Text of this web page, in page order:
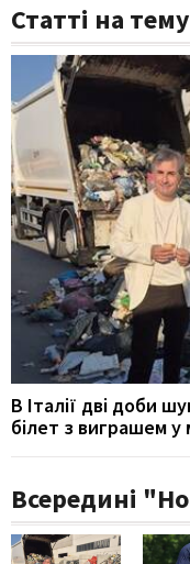
Статті на тему
В Італії дві доби
білет з виграшем у
Всередині